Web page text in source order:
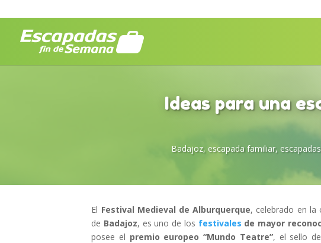
Ideas para una
Badajoz, escapada familiar,
El Festival Medieval de Alburquerque, celebrado en la
de Badajoz, es uno de los festivales de mayor
posee el premio europeo “Mundo Teatre”, el sello de